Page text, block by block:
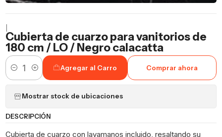
Cubierta de cuarzo para vanitorios de
180 cm / LO / Negro calacatta
Cantidad
Agregar al Carro Comprar ahora
Mostrar stock de ubicaciones
DESCRIPCIÓN
Cubierta de cuarzo con lavamanos incluido, resaltando su